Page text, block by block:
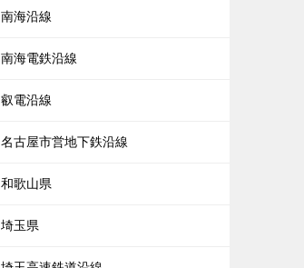
南海沿線
南海電鉄沿線
叡電沿線
名古屋市営地下鉄沿線
和歌山県
埼玉県